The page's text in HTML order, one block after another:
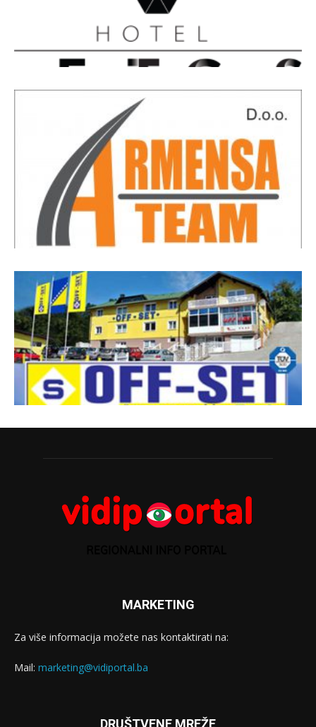
MARKETING
Za više informacija možete nas kontaktirati na:
Mail: marketing@vidiportal.ba
DRUŠTVENE MREŽE